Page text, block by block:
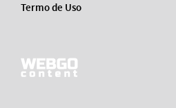
Termo de Uso